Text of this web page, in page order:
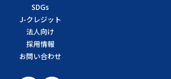
SDGs
J-クレジット
法人向け
採用情報
お問い合わせ